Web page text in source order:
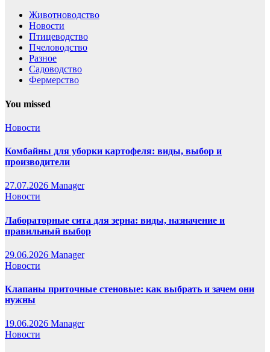
Животноводство
Новости
Птицеводство
Пчеловодство
Разное
Садоводство
Фермерство
You missed
Новости
Комбайны для уборки картофеля: виды, выбор и
производители
27.07.2026 Manager
Новости
Лабораторные сита для зерна: виды, назначение и
правильный выбор
29.06.2026 Manager
Новости
Клапаны приточные стеновые: как выбрать и зачем они
нужны
19.06.2026 Manager
Новости